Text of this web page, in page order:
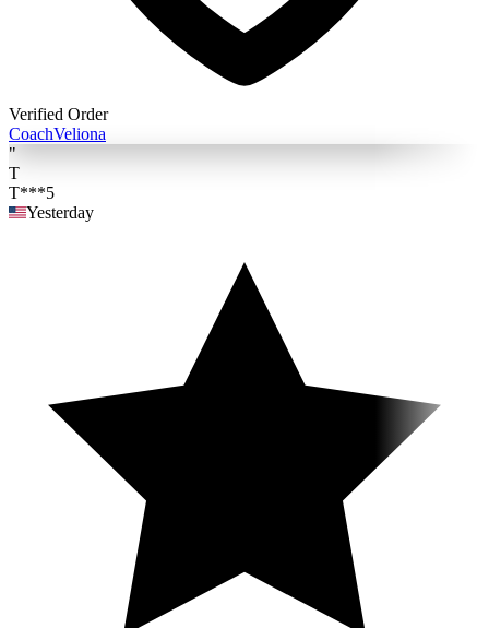
Verified Order
CoachVeliona
"
T
T***5
Yesterday